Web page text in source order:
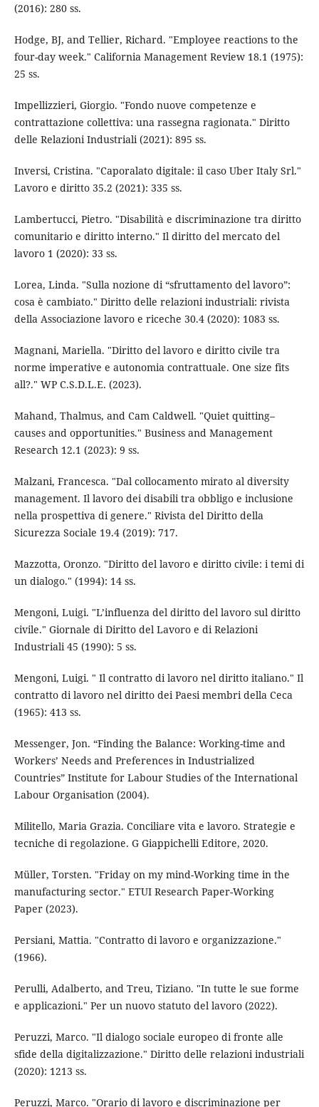
(2016): 280 ss.
Hodge, BJ, and Tellier, Richard. "Employee reactions to the
four-day week." California Management Review 18.1 (1975):
25 ss.
Impellizzieri, Giorgio. "Fondo nuove competenze e
contrattazione collettiva: una rassegna ragionata." Diritto
delle Relazioni Industriali (2021): 895 ss.
Inversi, Cristina. "Caporalato digitale: il caso Uber Italy Srl."
Lavoro e diritto 35.2 (2021): 335 ss.
Lambertucci, Pietro. "Disabilità e discriminazione tra diritto
comunitario e diritto interno." Il diritto del mercato del
lavoro 1 (2020): 33 ss.
Lorea, Linda. "Sulla nozione di “sfruttamento del lavoro”:
cosa è cambiato." Diritto delle relazioni industriali: rivista
della Associazione lavoro e riceche 30.4 (2020): 1083 ss.
Magnani, Mariella. "Diritto del lavoro e diritto civile tra
norme imperative e autonomia contrattuale. One size fits
all?." WP C.S.D.L.E. (2023).
Mahand, Thalmus, and Cam Caldwell. "Quiet quitting–
causes and opportunities." Business and Management
Research 12.1 (2023): 9 ss.
Malzani, Francesca. "Dal collocamento mirato al diversity
management. Il lavoro dei disabili tra obbligo e inclusione
nella prospettiva di genere." Rivista del Diritto della
Sicurezza Sociale 19.4 (2019): 717.
Mazzotta, Oronzo. "Diritto del lavoro e diritto civile: i temi di
un dialogo." (1994): 14 ss.
Mengoni, Luigi. "L’influenza del diritto del lavoro sul diritto
civile." Giornale di Diritto del Lavoro e di Relazioni
Industriali 45 (1990): 5 ss.
Mengoni, Luigi. " Il contratto di lavoro nel diritto italiano." Il
contratto di lavoro nel diritto dei Paesi membri della Ceca
(1965): 413 ss.
Messenger, Jon. “Finding the Balance: Working-time and
Workers’ Needs and Preferences in Industrialized
Countries” Institute for Labour Studies of the International
Labour Organisation (2004).
Militello, Maria Grazia. Conciliare vita e lavoro. Strategie e
tecniche di regolazione. G Giappichelli Editore, 2020.
Müller, Torsten. "Friday on my mind-Working time in the
manufacturing sector." ETUI Research Paper-Working
Paper (2023).
Persiani, Mattia. "Contratto di lavoro e organizzazione."
(1966).
Perulli, Adalberto, and Treu, Tiziano. "In tutte le sue forme
e applicazioni." Per un nuovo statuto del lavoro (2022).
Peruzzi, Marco. "Il dialogo sociale europeo di fronte alle
sfide della digitalizzazione." Diritto delle relazioni industriali
(2020): 1213 ss.
Peruzzi, Marco. "Orario di lavoro e discriminazione per